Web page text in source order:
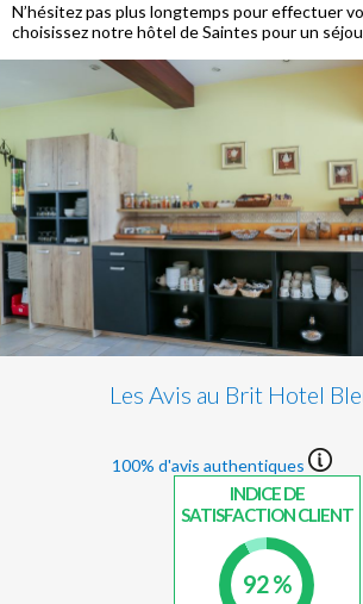
N’hésitez pas plus longtemps pour effectuer
choisissez notre hôtel de Saintes pour un
Les Avis au Brit Hotel
100% d'avis authentiques
INDICE DE
SATISFACTION CLIENT
92 %